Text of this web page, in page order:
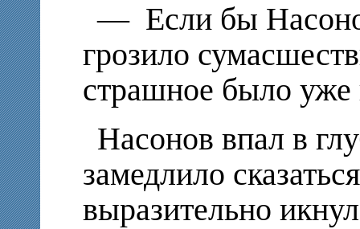
— Если бы
грозило
страшное было уже
Насонов впал в
замедлило
выразительно